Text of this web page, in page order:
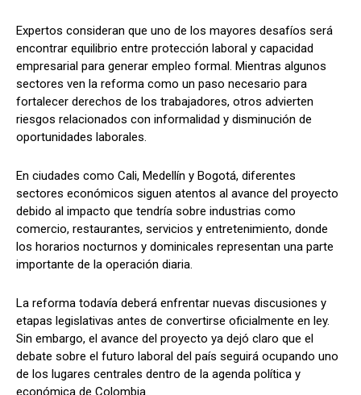
Expertos consideran que uno de los mayores desafíos será
encontrar equilibrio entre protección laboral y capacidad
empresarial para generar empleo formal. Mientras algunos
sectores ven la reforma como un paso necesario para
fortalecer derechos de los trabajadores, otros advierten
riesgos relacionados con informalidad y disminución de
oportunidades laborales.
En ciudades como Cali, Medellín y Bogotá, diferentes
sectores económicos siguen atentos al avance del proyecto
debido al impacto que tendría sobre industrias como
comercio, restaurantes, servicios y entretenimiento, donde
los horarios nocturnos y dominicales representan una parte
importante de la operación diaria.
La reforma todavía deberá enfrentar nuevas discusiones y
etapas legislativas antes de convertirse oficialmente en ley.
Sin embargo, el avance del proyecto ya dejó claro que el
debate sobre el futuro laboral del país seguirá ocupando uno
de los lugares centrales dentro de la agenda política y
económica de Colombia.